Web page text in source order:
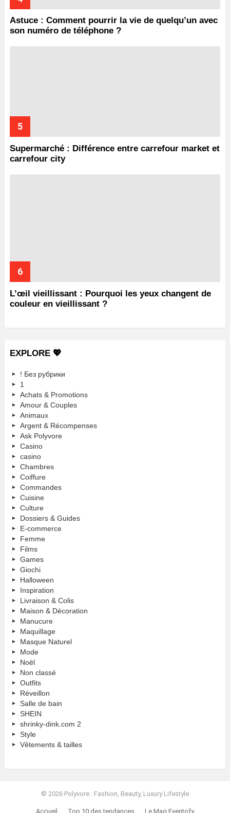
Astuce : Comment pourrir la vie de quelqu’un avec
son numéro de téléphone ?
Supermarché : Différence entre carrefour market et
carrefour city
L’œil vieillissant : Pourquoi les yeux changent de
couleur en vieillissant ?
EXPLORE 💖
! Без рубрики
1
Achats & Promotions
Amour & Couples
Animaux
Argent & Récompenses
Ask Polyvore
Casino
casino
Chambres
Coiffure
Commandes
Cuisine
Culture
Dossiers & Guides
E-commerce
Femme
Films
Games
Giochi
Halloween
Inspiration
Livraison & Colis
Maison & Décoration
Manucure
Maquillage
Masque Naturel
Mode
Noël
Non classé
Outfits
Réveillon
Salle de bain
SHEIN
shrinky-dink.com 2
Style
Vêtements & tailles
© 2026 Polyvore : Fashion, Beauty, Luxury Lifestyle
Accueil Top 10 des tendances Le Mag Eventofy